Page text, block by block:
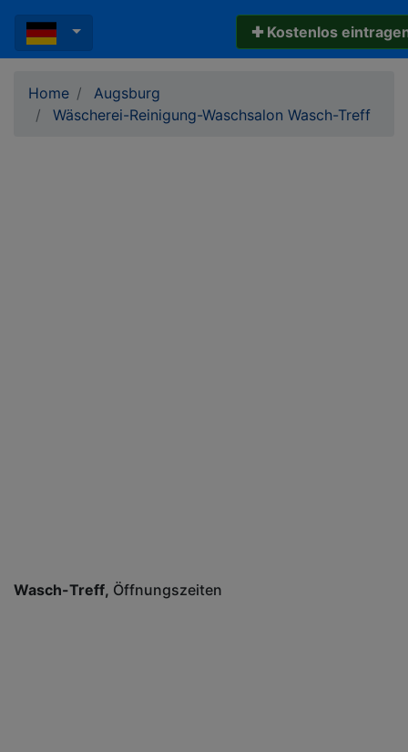
✚ Kostenlos
Home
Augsburg
Wäscherei-Reinigung-Waschsalon Wasch-Treff
Wasch-Treff Öffnungszeiten